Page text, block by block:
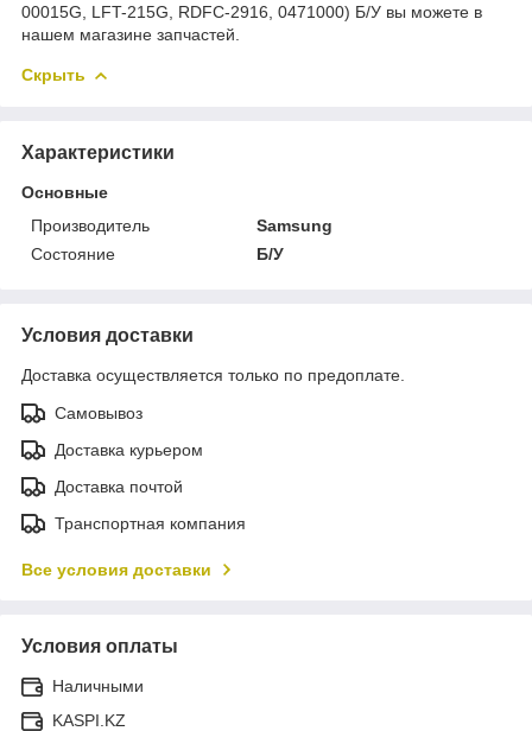
00015G, LFT-215G, RDFC-2916, 0471000) Б/У вы можете в
нашем магазине запчастей.
Скрыть
Характеристики
Основные
Производитель
Samsung
Состояние
Б/У
Условия доставки
Доставка осуществляется только по предоплате.
Самовывоз
Доставка курьером
Доставка почтой
Транспортная компания
Все условия доставки
Условия оплаты
Наличными
KASPI.KZ